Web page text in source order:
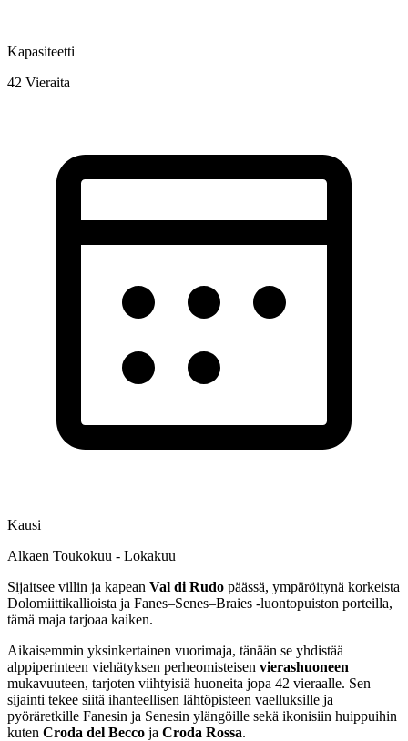
Kapasiteetti
42 Vieraita
Kausi
Alkaen Toukokuu - Lokakuu
Sijaitsee villin ja kapean Val di Rudo päässä, ympäröitynä korkeista
Dolomiittikallioista ja Fanes–Senes–Braies -luontopuiston porteilla,
tämä maja tarjoaa kaiken.
Aikaisemmin yksinkertainen vuorimaja, tänään se yhdistää
alppiperinteen viehätyksen perheomisteisen vierashuoneen
mukavuuteen, tarjoten viihtyisiä huoneita jopa 42 vieraalle. Sen
sijainti tekee siitä ihanteellisen lähtöpisteen vaelluksille ja
pyöräretkille Fanesin ja Senesin ylängöille sekä ikonisiin huippuihin
kuten Croda del Becco ja Croda Rossa.